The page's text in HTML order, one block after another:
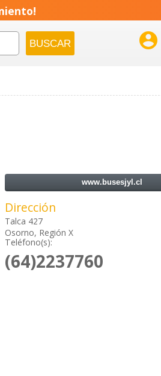

www.busesjyl.cl
Dirección
Talca 427
Osorno, Región X
Teléfono(s):
(64)2237760